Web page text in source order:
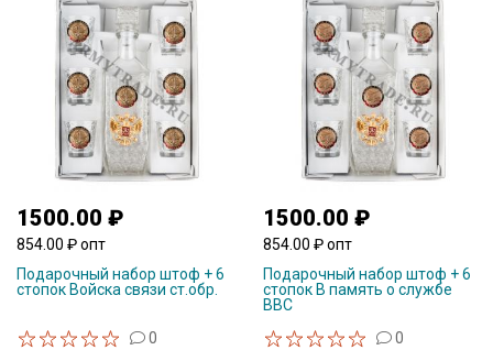
1500.00 ₽
854.00 ₽ опт
Подарочный набор штоф + 6
стопок Войска связи ст.обр.
0
1500.00 ₽
854.00 ₽ опт
Подарочный набор штоф + 6
стопок В память о службе
ВВС
0